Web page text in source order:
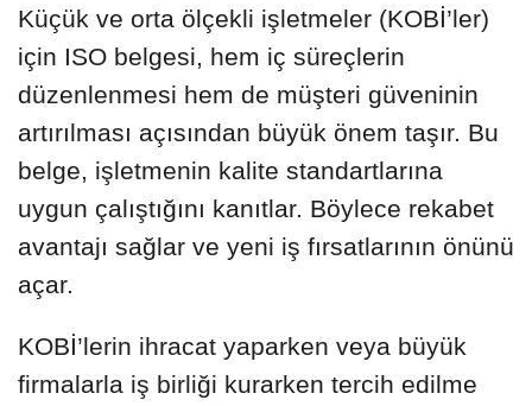
Küçük ve orta ölçekli işletmeler (KOBİ’ler)
için ISO belgesi, hem iç süreçlerin
düzenlenmesi hem de müşteri güveninin
artırılması açısından büyük önem taşır. Bu
belge, işletmenin kalite standartlarına
uygun çalıştığını kanıtlar. Böylece rekabet
avantajı sağlar ve yeni iş fırsatlarının önünü
açar.
KOBİ’lerin ihracat yaparken veya büyük
firmalarla iş birliği kurarken tercih edilme